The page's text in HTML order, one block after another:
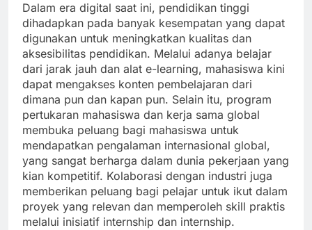
Dalam era digital saat ini, pendidikan tinggi
dihadapkan pada banyak kesempatan yang dapat
digunakan untuk meningkatkan kualitas dan
aksesibilitas pendidikan. Melalui adanya belajar
dari jarak jauh dan alat e-learning, mahasiswa kini
dapat mengakses konten pembelajaran dari
dimana pun dan kapan pun. Selain itu, program
pertukaran mahasiswa dan kerja sama global
membuka peluang bagi mahasiswa untuk
mendapatkan pengalaman internasional global,
yang sangat berharga dalam dunia pekerjaan yang
kian kompetitif. Kolaborasi dengan industri juga
memberikan peluang bagi pelajar untuk ikut dalam
proyek yang relevan dan memperoleh skill praktis
melalui inisiatif internship dan internship.